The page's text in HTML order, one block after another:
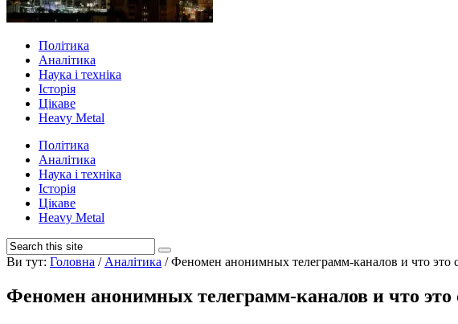
Політика
Аналітика
Наука і техніка
Історія
Цікаве
Heavy Metal
Політика
Аналітика
Наука і техніка
Історія
Цікаве
Heavy Metal
Ви тут: Головна / Аналітика /Феномен анонимных телеграмм-каналов и что это
Феномен анонимных телеграмм-каналов и что это